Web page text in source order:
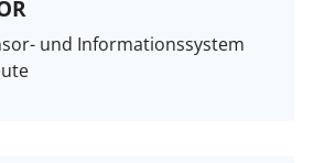
und Informationssystem